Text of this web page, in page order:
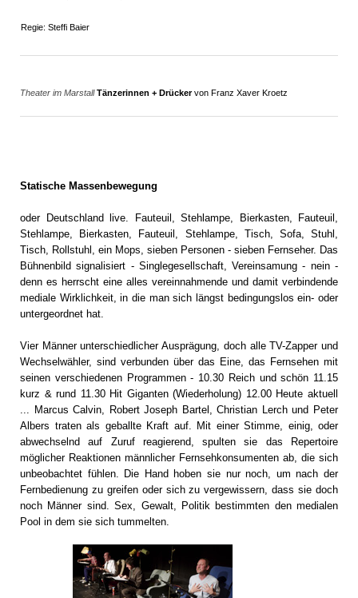
Regie: Steffi Baier
Theater im MarstallTänzerinnen + Drückervon Franz Xaver Kroetz
Statische Massenbewegung
oder Deutschland live. Fauteuil, Stehlampe, Bierkasten, Fauteuil,
Stehlampe, Bierkasten, Fauteuil, Stehlampe, Tisch, Sofa, Stuhl,
Tisch, Rollstuhl, ein Mops, sieben Personen - sieben Fernseher. Das
Bühnenbild signalisiert - Singlegesellschaft, Vereinsamung - nein -
denn es herrscht eine alles vereinnahmende und damit verbindende
mediale Wirklichkeit, in die man sich längst bedingungslos ein- oder
untergeordnet hat.
Vier Männer unterschiedlicher Ausprägung, doch alle TV-Zapper und
Wechselwähler, sind verbunden über das Eine, das Fernsehen mit
seinen verschiedenen Programmen - 10.30 Reich und schön 11.15
kurz & rund 11.30 Hit Giganten (Wiederholung) 12.00 Heute aktuell
... Marcus Calvin, Robert Joseph Bartel, Christian Lerch und Peter
Albers traten als geballte Kraft auf. Mit einer Stimme, einig, oder
abwechselnd auf Zuruf reagierend, spulten sie das Repertoire
möglicher Reaktionen männlicher Fernsehkonsumenten ab, die sich
unbeobachtet fühlen. Die Hand hoben sie nur noch, um nach der
Fernbedienung zu greifen oder sich zu vergewissern, dass sie doch
noch Männer sind. Sex, Gewalt, Politik bestimmten den medialen
Pool in dem sie sich tummelten.